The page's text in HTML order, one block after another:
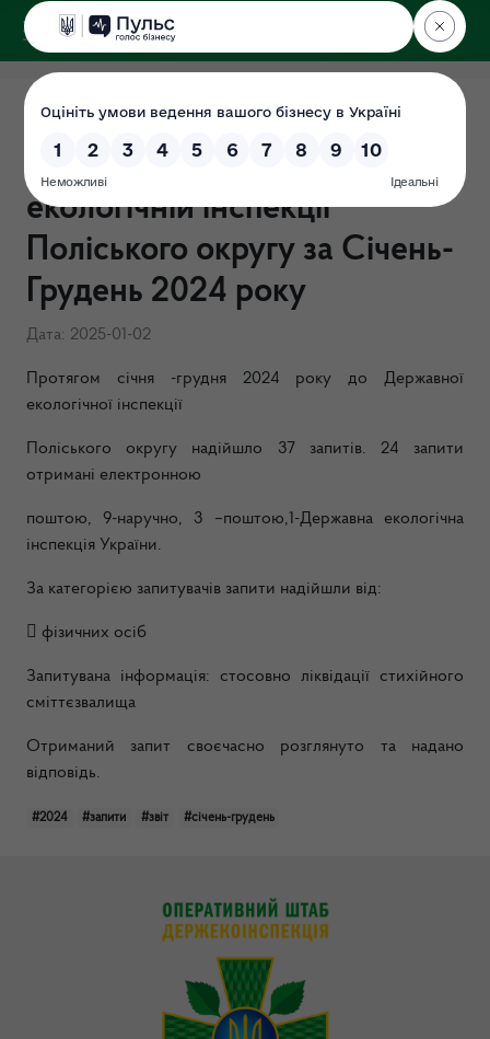
ДЕРЖЕКОІНСПЕКЦІЯ
Поліського округу
Підсумки роботи із запитами
на інформацію у Державній
екологічній інспекції
Поліського округу за Січень-
Грудень 2024 року
Дата: 2025-01-02
Протягом січня -грудня 2024 року до Державної
екологічної інспекції
Поліського округу надійшло 37 запитів. 24 запити
отримані електронною
поштою, 9-наручно, 3 –поштою,1-Державна екологічна
інспекція України.
За категорією запитувачів запити надійшли від:
 фізичних осіб
Запитувана інформація: стосовно ліквідації стихійного
сміттєзвалища
Отриманий запит своєчасно розглянуто та надано
відповідь.
#2024 #запити #звіт #січень-грудень